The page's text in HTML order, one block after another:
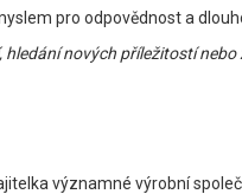
pro odpovědnost a
nových příležitostí
významné výrobní